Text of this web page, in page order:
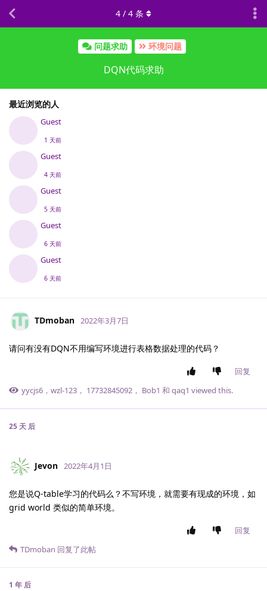
问题求助 环境问题
DQN代码求助
最近浏览的人
Guest
1 天前
Guest
4 天前
Guest
5 天前
Guest
6 天前
Guest
6 天前
4 / 4 条
TDmoban 2022年3月7日
请问有没有DQN不用编写环境进行表格数据处理的代码？
回复
yycjs6 ， wzl-123 ， 17732845092 ， Bob1 和 qaq1 viewed this.
25 天 后
Jevon 2022年4月1日
您是说Q-table学习的代码么？不写环境，就需要有现成的环境，如
grid world 类似的简单环境。
回复
TDmoban 回复了此帖
1 年 后